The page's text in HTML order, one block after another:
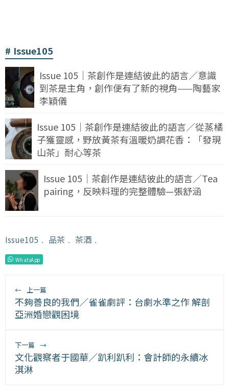
Issue105
Issue 105｜茶創作是連結彼此的語言／意識
到茶是主角，創作便有了新的視角——陶藝家
李穎儀
Issue 105｜茶創作是連結彼此的語言／從蒸橘
子獲靈感，野放黃茶有溫暖奶調花香：「發現
山茶」耐心等茶
Issue 105｜茶創作是連結彼此的語言／Tea
pairing，反映料理的完整體驗—張舒涵
Issue105 ﹒ 品茶 ﹒ 茶酒 ﹒
WhatsApp
← 上一篇
不夠善良的我們／雀雀劇評：台劇水準之作 解剖
亞洲婚戀觀困境
下一篇 →
文化觀察者于國華／趴利趴利：會計師的永續冰
淇淋